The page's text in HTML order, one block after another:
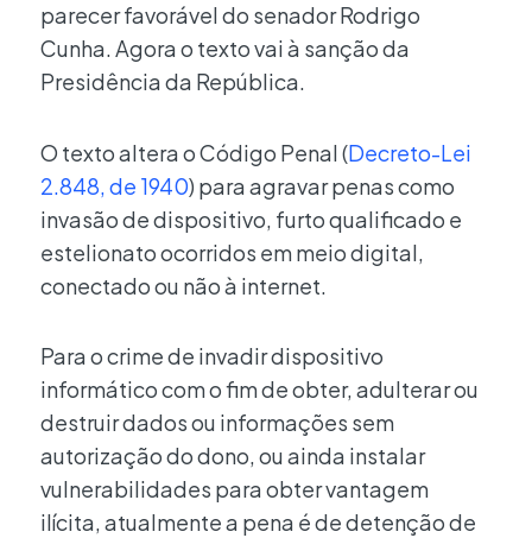
parecer favorável do senador Rodrigo
Cunha. Agora o texto vai à sanção da
Presidência da República.
O texto altera o Código Penal (Decreto-Lei
2.848, de 1940) para agravar penas como
invasão de dispositivo, furto qualificado e
estelionato ocorridos em meio digital,
conectado ou não à internet.
Para o crime de invadir dispositivo
informático com o fim de obter, adulterar ou
destruir dados ou informações sem
autorização do dono, ou ainda instalar
vulnerabilidades para obter vantagem
ilícita, atualmente a pena é de detenção de